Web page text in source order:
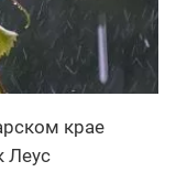
крае
Леус